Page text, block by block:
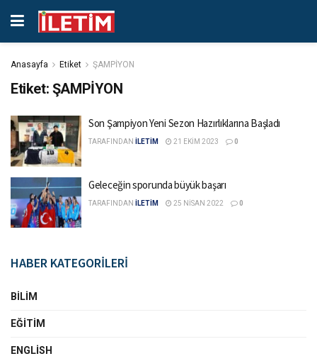
Anasayfa Etiket ŞAMPİYON
Etiket: ŞAMPİYON
Son Şampiyon Yeni Sezon Hazırlıklarına Başladı
TARAFINDAN İLETİM 21 EKIM 2023 0
Geleceğin sporunda büyük başarı
TARAFINDAN İLETİM 25 NISAN 2022 0
HABER KATEGORİLERİ
BILIM
EĞITIM
ENGLISH